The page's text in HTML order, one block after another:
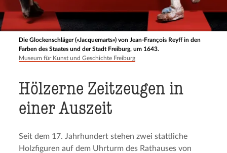
Die Glockenschläger («Jacquemarts») von Jean-François Reyff in den
Farben des Staates und der Stadt Freiburg, um 1643.
Museum für Kunst und Geschichte Freiburg
Hölzerne Zeitzeu­gen in
einer Auszeit
Seit dem 17. Jahrhundert stehen zwei stattliche
Holzfiguren auf dem Uhrturm des Rathauses von